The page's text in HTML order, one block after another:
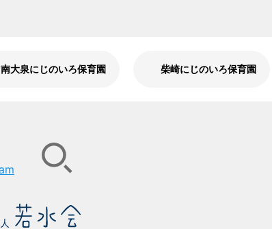
南大泉にじのいろ保育園 柴崎にじのいろ保育園